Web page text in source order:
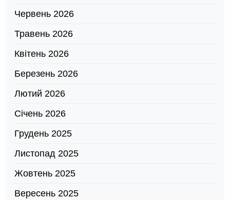
Червень 2026
Травень 2026
Квітень 2026
Березень 2026
Лютий 2026
Січень 2026
Грудень 2025
Листопад 2025
Жовтень 2025
Вересень 2025